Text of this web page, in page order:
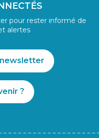
pour rester informé de
alertes
?